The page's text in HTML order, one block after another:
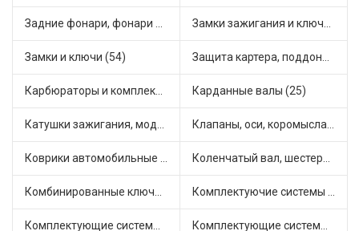
Задние фонари, фонари видимости (5) Замки зажигания и ключи (11)
Замки и ключи (54) Защита картера, поддона, КПП (3)
Карбюраторы и комплектующие (32) Карданные валы (25)
Катушки зажигания, модули зажигания (3) Клапаны, оси, коромысла (14)
Коврики автомобильные (7) Коленчатый вал, шестерни коленчатого вала (9)
Комбинированные ключи (3) Комплектуючие системы стеклоочистителя (9)
Комплектующие системы выпуска отработавших газов (10) Комплектующие системы отопления (25)